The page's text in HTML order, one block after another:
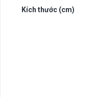
Kích thước (cm)